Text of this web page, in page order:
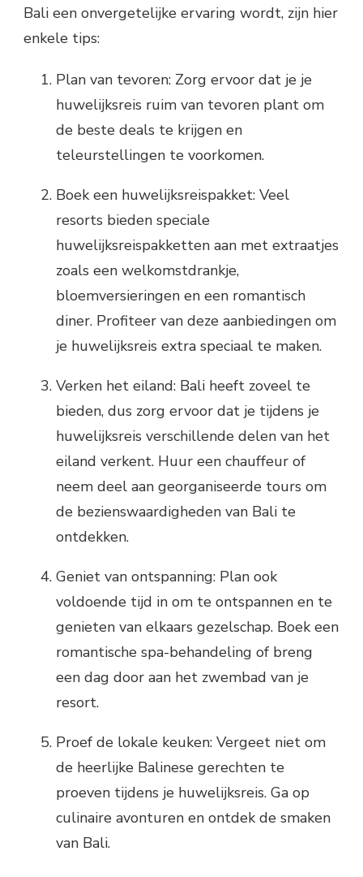
Bali een onvergetelijke ervaring wordt, zijn hier
enkele tips:
Plan van tevoren: Zorg ervoor dat je je
huwelijksreis ruim van tevoren plant om
de beste deals te krijgen en
teleurstellingen te voorkomen.
Boek een huwelijksreispakket: Veel
resorts bieden speciale
huwelijksreispakketten aan met extraatjes
zoals een welkomstdrankje,
bloemversieringen en een romantisch
diner. Profiteer van deze aanbiedingen om
je huwelijksreis extra speciaal te maken.
Verken het eiland: Bali heeft zoveel te
bieden, dus zorg ervoor dat je tijdens je
huwelijksreis verschillende delen van het
eiland verkent. Huur een chauffeur of
neem deel aan georganiseerde tours om
de bezienswaardigheden van Bali te
ontdekken.
Geniet van ontspanning: Plan ook
voldoende tijd in om te ontspannen en te
genieten van elkaars gezelschap. Boek een
romantische spa-behandeling of breng
een dag door aan het zwembad van je
resort.
Proef de lokale keuken: Vergeet niet om
de heerlijke Balinese gerechten te
proeven tijdens je huwelijksreis. Ga op
culinaire avonturen en ontdek de smaken
van Bali.